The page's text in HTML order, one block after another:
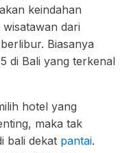
keindahan
dari
Biasanya
di Bali yang terkenal
hotel yang
maka tak
bali dekat pantai.